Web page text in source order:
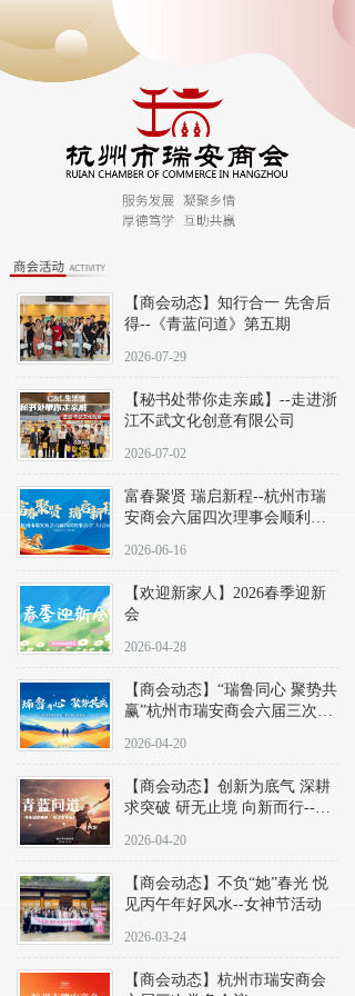
【商会动态】知行合一 先舍后
得--《青蓝问道》第五期
2026-07-29
【秘书处带你走亲戚】--走进浙
江不武文化创意有限公司
2026-07-02
富春聚贤 瑞启新程--杭州市瑞
安商会六届四次理事会顺利召
2026-06-16
【欢迎新家人】2026春季迎新
会
2026-04-28
【商会动态】“瑞鲁同心 聚势共
赢”杭州市瑞安商会六届三次会
进浙江省山东商会
2026-04-20
【商会动态】创新为底气 深耕
求突破 研无止境 向新而行--
2026-04-20
【商会动态】不负“她”春光 悦
见丙午年好风水--女神节活动
2026-03-24
【商会动态】杭州市瑞安商会